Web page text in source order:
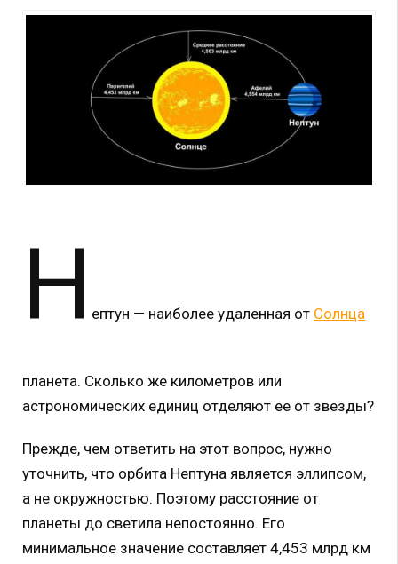
Н ептун — наиболее удаленная от Солнца
планета. Сколько же километров или
астрономических единиц отделяют ее от звезды?
Прежде, чем ответить на этот вопрос, нужно
уточнить, что орбита Нептуна является эллипсом,
а не окружностью. Поэтому расстояние от
планеты до светила непостоянно. Его
минимальное значение составляет 4,453 млрд км